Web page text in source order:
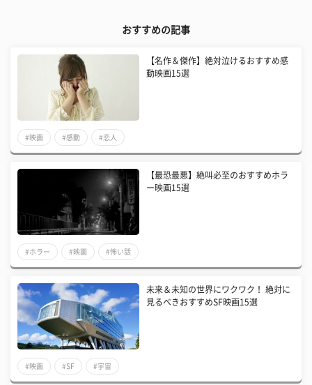
おすすめの記事
【名作＆傑作】絶対泣けるおすすめ感
動映画15選
#映画 #感動 #恋人
【最恐最悪】絶叫必至のおすすめホラ
ー映画15選
#ホラー #映画 #怖い話
未来＆未知の世界にワクワク！ 絶対に
見るべきおすすめSF映画15選
#映画 #SF #宇宙